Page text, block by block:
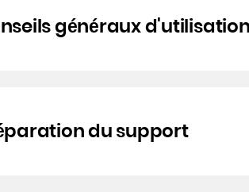
généraux
du support